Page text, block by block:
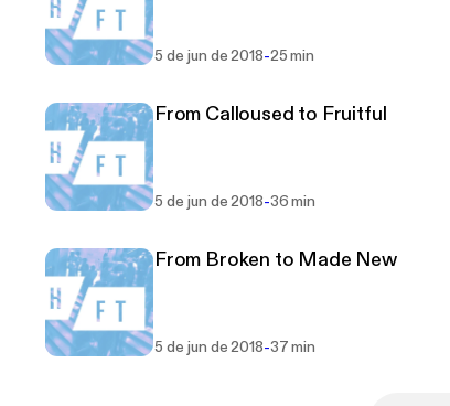
5 de jun de 2018-25 min
From Calloused to Fruitful
5 de jun de 2018-36 min
From Broken to Made New
5 de jun de 2018-37 min